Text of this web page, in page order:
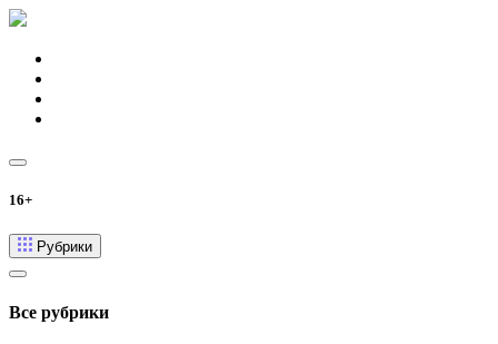
16+
Рубрики
Все рубрики